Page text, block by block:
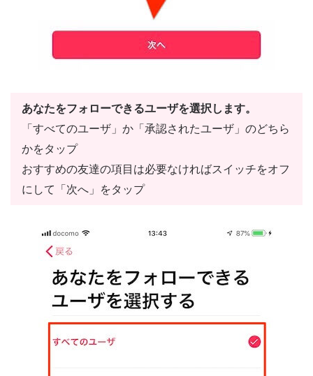
あなたをフォローできるユーザを選択します。
「すべてのユーザ」か「承認されたユーザ」のどちら
かをタップ
おすすめの友達の項目は必要なければスイッチをオフ
にして「次へ」をタップ